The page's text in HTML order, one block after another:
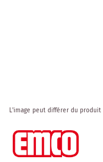
Skip
the
beginning
of
L'image peut différer du produit